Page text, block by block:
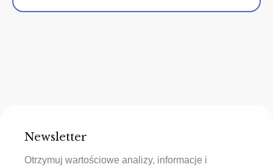
Newsletter
Otrzymuj wartościowe analizy, informacje i